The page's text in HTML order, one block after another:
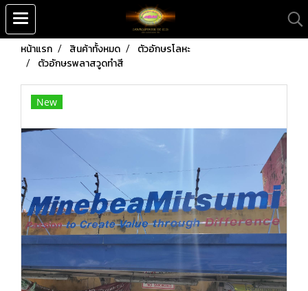
หน้าแรก สินค้าทั้งหมด
ตัวอักษรโลหะ
ตัวอักษรพลาสวูดทำสี
New